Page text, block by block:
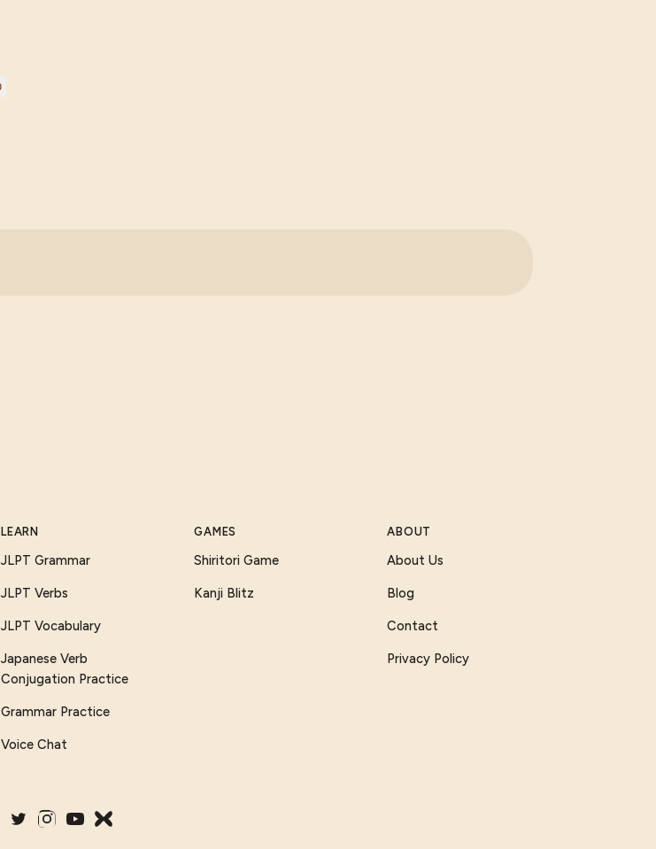
LEARN
JLPT Grammar
JLPT Verbs
JLPT Vocabulary
Japanese Verb
Conjugation Practice
Grammar Practice
Voice Chat
GAMES
Shiritori Game
Kanji Blitz
ABOUT
About Us
Blog
Contact
Privacy Policy